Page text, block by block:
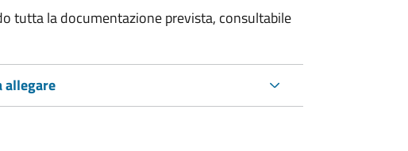
tutta la documentazione prevista, consultabile
allegare